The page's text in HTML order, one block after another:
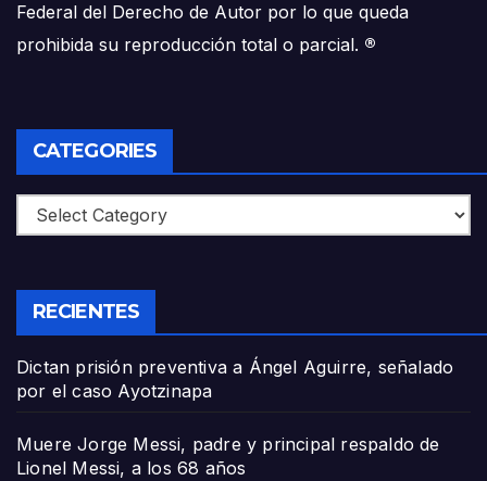
Federal del Derecho de Autor por lo que queda
prohibida su reproducción total o parcial. ®
CATEGORIES
Categories
RECIENTES
Dictan prisión preventiva a Ángel Aguirre, señalado
por el caso Ayotzinapa
Muere Jorge Messi, padre y principal respaldo de
Lionel Messi, a los 68 años